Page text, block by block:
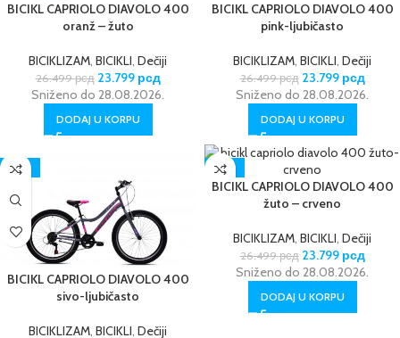
BICIKL CAPRIOLO DIAVOLO 400
oranž – žuto
BICIKLIZAM, BICIKLI, Dečiji
26.499рсд 23.799 рсд
Sniženo do 28.08.2026.
DODAJ U KORPU
BICIKL CAPRIOLO DIAVOLO 400
pink-ljubičasto
BICIKLIZAM, BICIKLI, Dečiji
26.499рсд 23.799 рсд
Sniženo do 28.08.2026.
DODAJ U KORPU
-10%
BICIKL CAPRIOLO DIAVOLO 400
sivo-ljubičasto
BICIKLIZAM, BICIKLI, Dečiji
-10%
BICIKL CAPRIOLO DIAVOLO 400
žuto – crveno
BICIKLIZAM, BICIKLI, Dečiji
26.499рсд 23.799 рсд
Sniženo do 28.08.2026.
DODAJ U KORPU